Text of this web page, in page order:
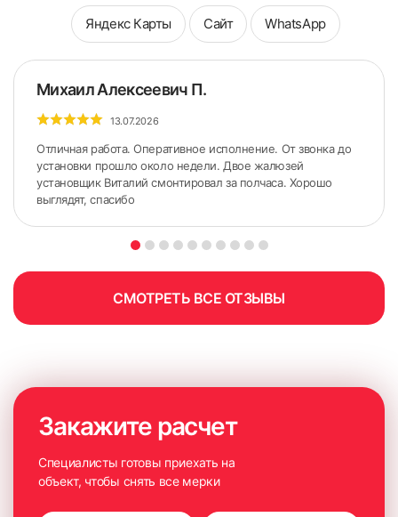
Яндекс Карты Сайт WhatsApp
Михаил Алексеевич П.
13.07.2026
Отличная работа. Оперативное исполнение. От звонка до
установки прошло около недели. Двое жалюзей
установщик Виталий смонтировал за полчаса. Хорошо
выглядят, спасибо
СМОТРЕТЬ ВСЕ ОТЗЫВЫ
Закажите расчет
Специалисты готовы приехать на
объект, чтобы снять все мерки